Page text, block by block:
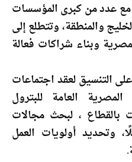
عدد من كبرى المؤسسات
والمنطقة، وتتطلع إلى
وبناء شراكات فعالة
التنسيق لعقد اجتماعات
العامة للبترول
بالقطاع ، لبحث مجالات
وتحديد أولويات العمل